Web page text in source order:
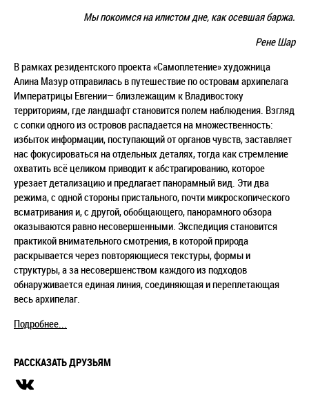
Мы покоимся на илистом дне, как осевшая баржа.
Рене Шар
В рамках резидентского проекта «Самоплетение» художница
Алина Мазур отправилась в путешествие по островам архипелага
Императрицы Евгении— близлежащим к Владивостоку
территориям, где ландшафт становится полем наблюдения. Взгляд
с сопки одного из островов распадается на множественность:
избыток информации, поступающий от органов чувств, заставляет
нас фокусироваться на отдельных деталях, тогда как стремление
охватить всё целиком приводит к абстрагированию, которое
урезает детализацию и предлагает панорамный вид. Эти два
режима, с одной стороны пристального, почти микроскопического
всматривания и, с другой, обобщающего, панорамного обзора
оказываются равно несовершенными. Экспедиция становится
практикой внимательного смотрения, в которой природа
раскрывается через повторяющиеся текстуры, формы и
структуры, а за несовершенством каждого из подходов
обнаруживается единая линия, соединяющая и переплетающая
весь архипелаг.
Подробнее...
РАССКАЗАТЬ ДРУЗЬЯМ